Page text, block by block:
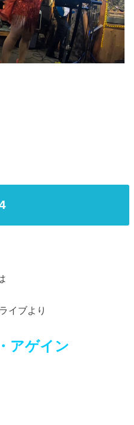
イブより
アゲイン